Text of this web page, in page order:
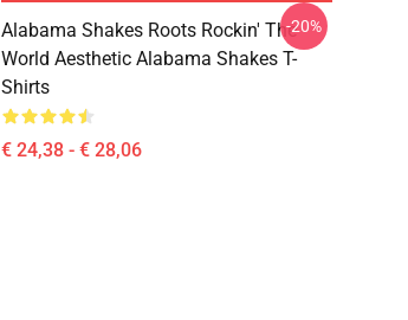
Alabama Shakes Roots Rockin' The
World Aesthetic Alabama Shakes T-
Shirts
€ 24,38 - € 28,06
-20%